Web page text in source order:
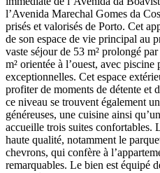
l’Avenida Marechal Gomes da
prisés et valorisés de Porto. Cet
de son espace de vie principal au
vaste séjour de 53 m² prolongé
m² orientée à l’ouest, avec
exceptionnelles. Cet espace
profiter de moments de détente et
ce niveau se trouvent également
généreuses, une cuisine ainsi
accueille trois suites confortables.
haute qualité, notamment le
chevrons, qui confère à
remarquables. Le bien est équipé